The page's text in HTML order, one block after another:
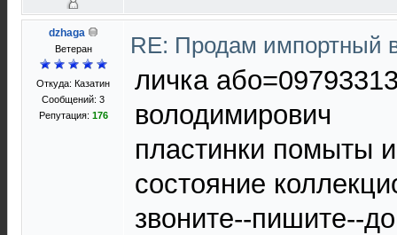
dzhaga
Ветеран
Откуда: Казатин
Сообщений: 3
Репутация: 176
RE: Продам импортный
личка
володимирович
пластинки помыты
состояние
звоните--пишите--